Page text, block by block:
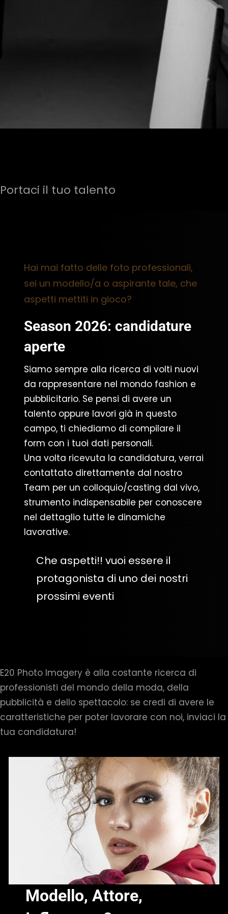
Portaci il tuo talento
Hai mai fatto delle foto professionali,
sei un modello/a o aspirante tale, che
aspetti mettiti in gioco?
Season 2026: candidature
aperte
Siamo sempre alla ricerca di volti nuovi
da rappresentare nel mondo fashion e
pubblicitario. Se pensi di avere un
talento oppure lavori già in questo
campo, ti chiediamo di compilare il
form con i tuoi dati personali.
Una volta ricevuta la candidatura, verrai
contattato direttamente dal nostro
Team per un colloquio/casting dal vivo,
strumento indispensabile per conoscere
nel dettaglio tutte le dinamiche
lavorative.
Che aspetti!! vuoi essere il
protagonista di uno dei nostri
prossimi eventi
E20 Photo Imagery è alla costante ricerca di
professionisti del mondo della moda, della
pubblicità e dello spettacolo: se credi di avere le
caratteristiche per poter lavorare con noi, inviaci la
tua candidatura!
Modello, Attore,